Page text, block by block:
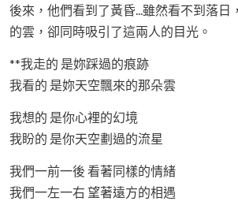
後來，他們看到了黃昏...雖然看不到落日
的雲，卻同時吸引了這兩人的目光。
**我走的 是妳踩過的痕跡
我看的 是妳天空飄來的那朵雲
我想的 是你心裡的幻境
我盼的 是你天空劃過的流星
我們一前一後 看著同樣的情緒
我們一左一右 望著遠方的相遇